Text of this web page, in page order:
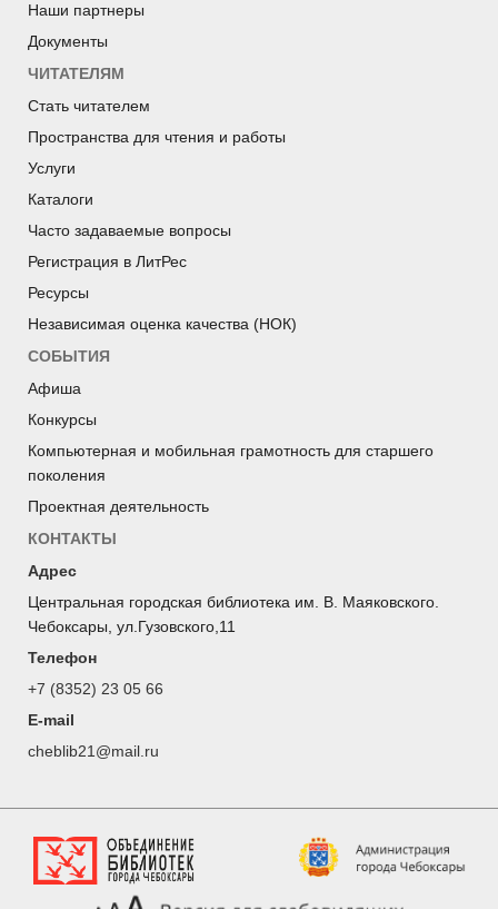
Наши партнеры
Документы
ЧИТАТЕЛЯМ
Стать читателем
Пространства для чтения и работы
Услуги
Каталоги
Часто задаваемые вопросы
Регистрация в ЛитРес
Ресурсы
Независимая оценка качества (НОК)
СОБЫТИЯ
Афиша
Конкурсы
Компьютерная и мобильная грамотность для старшего
поколения
Проектная деятельность
КОНТАКТЫ
Адрес
Центральная городская библиотека им. В. Маяковского.
Чебоксары, ул.Гузовского,11
Телефон
+7 (8352) 23 05 66
E-mail
cheblib21@mail.ru